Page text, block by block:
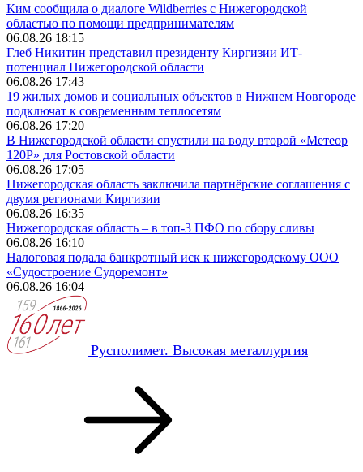
Ким сообщила о диалоге Wildberries с Нижегородской
областью по помощи предпринимателям
06.08.26 18:15
Глеб Никитин представил президенту Киргизии ИТ-
потенциал Нижегородской области
06.08.26 17:43
19 жилых домов и социальных объектов в Нижнем Новгороде
подключат к современным теплосетям
06.08.26 17:20
В Нижегородской области спустили на воду второй «Метеор
120Р» для Ростовской области
06.08.26 17:05
Нижегородская область заключила партнёрские соглашения с
двумя регионами Киргизии
06.08.26 16:35
Нижегородская область – в топ-3 ПФО по сбору сливы
06.08.26 16:10
Налоговая подала банкротный иск к нижегородскому ООО
«Судостроение Судоремонт»
06.08.26 16:04
Русполимет. Высокая металлургия